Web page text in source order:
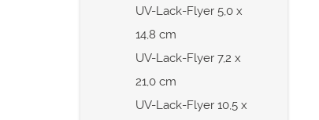
UV-Lack-Flyer 5,0 x
14,8 cm
UV-Lack-Flyer 7,2 x
21,0 cm
UV-Lack-Flyer 10,5 x